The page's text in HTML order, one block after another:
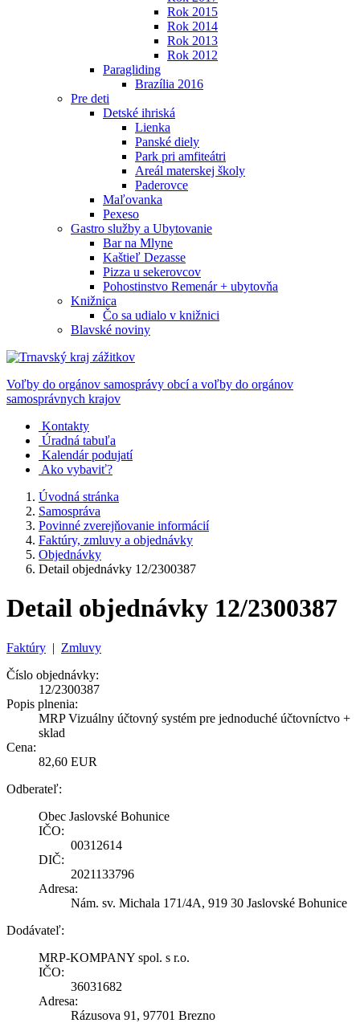
Rok 2015
Rok 2014
Rok 2013
Rok 2012
Paragliding
Brazília 2016
Pre deti
Detské ihriská
Lienka
Panské diely
Park pri amfiteátri
Areál materskej školy
Paderovce
Maľovanka
Pexeso
Gastro služby a Ubytovanie
Bar na Mlyne
Kaštieľ Dezasse
Pizza u sekerovcov
Pohostinstvo Remenár + ubytovňa
Knižnica
Čo sa udialo v knižnici
Blavské noviny
Voľby do orgánov samosprávy obcí a voľby do orgánov
samosprávnych krajov
Kontakty
Úradná tabuľa
Kalendár podujatí
Ako vybaviť?
Úvodná stránka
Samospráva
Povinné zverejňovanie informácií
Faktúry, zmluvy a objednávky
Objednávky
Detail objednávky 12/2300387
Detail objednávky 12/2300387
Faktúry | Zmluvy
Číslo objednávky:
12/2300387
Popis plnenia:
MRP Vizuálny účtovný systém pre jednoduché účtovníctvo +
sklad
Cena:
82,60 EUR
Odberateľ:
Obec Jaslovské Bohunice
IČO:
00312614
DIČ:
2021133796
Adresa:
Nám. sv. Michala 171/4A, 919 30 Jaslovské Bohunice
Dodávateľ:
MRP-KOMPANY spol. s r.o.
IČO:
36031682
Adresa:
Rázusova 91, 97701 Brezno